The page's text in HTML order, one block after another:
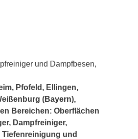
und Dampfbesen,
Pfofeld, Ellingen,
(Bayern),
Bereichen: Oberflächen
Dampfreiniger,
und